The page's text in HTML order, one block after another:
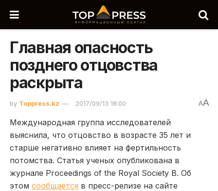
Главная опасность
позднего отцовства
раскрыта
by Toppress.kz 2017/09/13 18:00 AA
Международная группа исследователей
выяснила, что отцовство в возрасте 35 лет и
старше негативно влияет на фертильность
потомства. Статья ученых опубликована в
журнале Proceedings of the Royal Society B. Об
этом сообщается в пресс-релизе на сайте